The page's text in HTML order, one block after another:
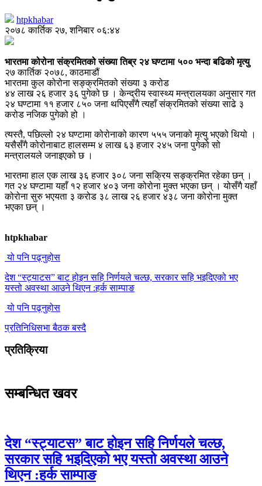
htpkhabar
२०७८ कार्तिक २७, शनिबार ०६:४४
भारतमा कोरोना संक्रमितको संख्या तिब्र २४ घण्टामा ५०० भन्दा बढिको मृत्यु
२७ कार्तिक २०७८, काठमाडौं
भारतमा कुल कोरोना सङ्क्रमितको संख्या ३ करोड
४४ लाख २६ हजार ३६ पुगेको छ । केन्द्रीय स्वास्थ्य मन्त्रालयका अनुसार गत
२४ घण्टामा ११ हजार ८५० जना थपिएसँगै त्यहाँ संक्रमितको संख्या साढे ३
करोड नजिक पुगेको हो ।
त्यस्तै, पछिल्लो २४ घण्टामा कोरोनाको कारण ५५५ जनाको मृत्यु भएको थियो ।
यसैसँगै कोरोनाबाट हालसम्म ४ लाख ६३ हजार २४५ जना पुगेको सो
मन्त्रालयले जनाइएको छ ।
भारतमा हाल एक लाख ३६ हजार ३०८ जना सक्रिय सङ्क्रमित रहेका छन् ।
गत २४ घण्टामा यहाँ १२ हजार ४०३ जना कोरोना मुक्त भएका छन् । योसँगै यहाँ
कोरोना सुरु भएयता ३ करोड ३८ लाख २६ हजार ४३८ जना कोरोना मुक्त
भएका छन् ।
htpkhabar
यो पनि पढ्नुहोस
देश “स्ट्याटस” बाट होइन सहि निर्णयले चल्छ, सरकार सहि भइदिएको भए
यस्तो अवस्था आउने थिएन :हर्क साम्पाङ
यो पनि पढ्नुहोस
प्रतिनिधिसभा बैठक बस्दै
प्रतिक्रिया
सम्बन्धित खवर
देश “स्ट्याटस” बाट होइन सहि निर्णयले चल्छ,
सरकार सहि भइदिएको भए यस्तो अवस्था आउने
थिएन :हर्क साम्पाङ